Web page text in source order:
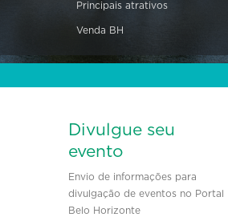
Principais atrativos
Venda BH
Divulgue seu
evento
Envio de informações para
divulgação de eventos no Portal
Belo Horizonte